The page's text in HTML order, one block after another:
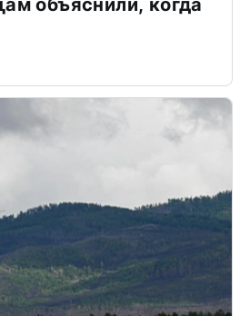
объяснили, когда